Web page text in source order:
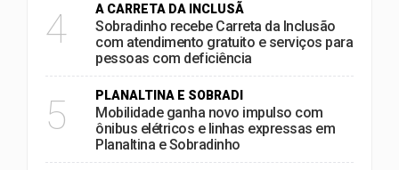
4 A CARRETA DA INCLUSÃ
Sobradinho recebe Carreta da Inclusão
com atendimento gratuito e serviços para
pessoas com deficiência
5 PLANALTINA E SOBRADI
Mobilidade ganha novo impulso com
ônibus elétricos e linhas expressas em
Planaltina e Sobradinho